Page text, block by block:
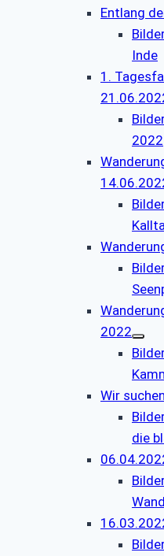
Entlang
Inde
1.
2022
2022
Wir
die